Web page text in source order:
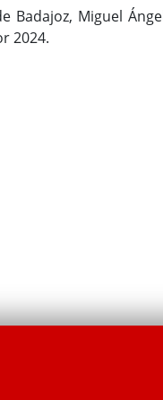
Badajoz, Miguel
2024.